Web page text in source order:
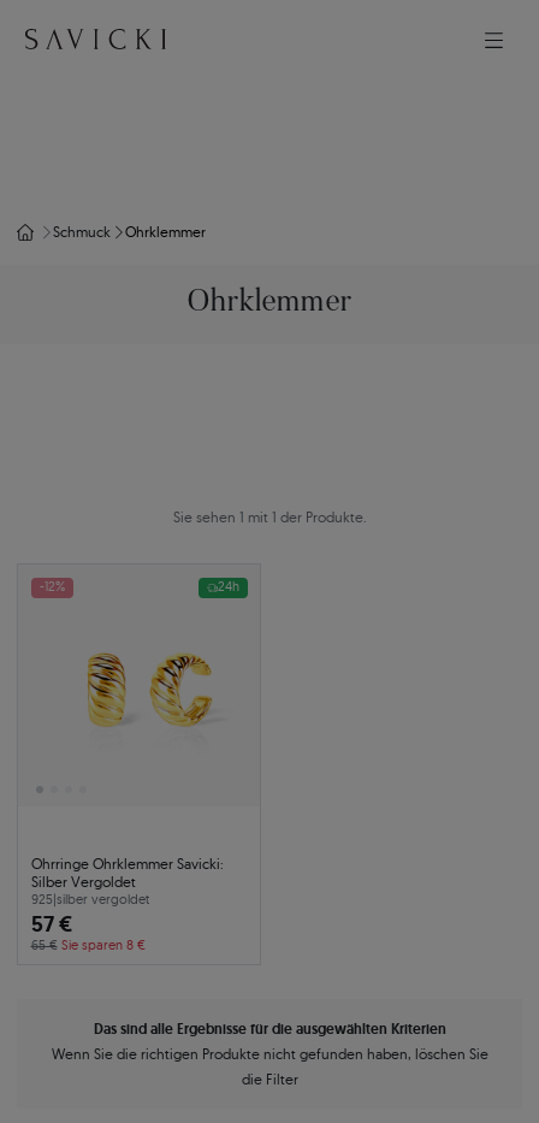
Schmuck Ohrklemmer
Ohrklemmer
Sie sehen 1 mit 1 der Produkte.
-12% 24h
Ohrringe Ohrklemmer Savicki:
Silber Vergoldet
925|silber vergoldet
57 €
65 € Sie sparen 8 €
Das sind alle Ergebnisse für die ausgewählten Kriterien
Wenn Sie die richtigen Produkte nicht gefunden haben, löschen Sie
die Filter